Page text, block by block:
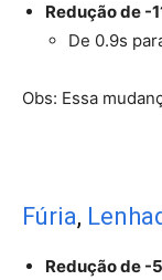
Redução de -
De 0.9s
Obs: Essa
Fúria,
Redução de -